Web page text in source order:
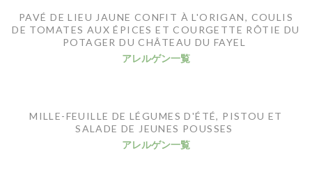
PAVÉ DE LIEU JAUNE CONFIT À L'ORIGAN, COULIS
DE TOMATES AUX ÉPICES ET COURGETTE RÔTIE DU
POTAGER DU CHÂTEAU DU FAYEL
アレルゲン一覧
MILLE-FEUILLE DE LÉGUMES D'ÉTÉ, PISTOU ET
SALADE DE JEUNES POUSSES
アレルゲン一覧